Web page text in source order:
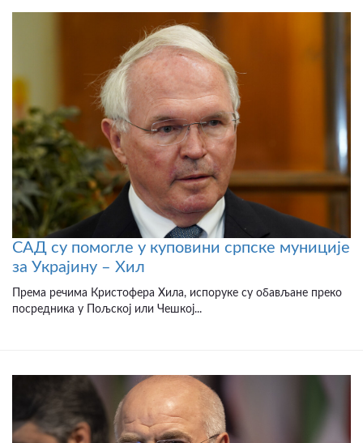
САД су помогле у куповини српске муниције
за Украјину – Хил
Према речима Кристофера Хила, испоруке су обављане преко
посредника у Пољској или Чешкој...